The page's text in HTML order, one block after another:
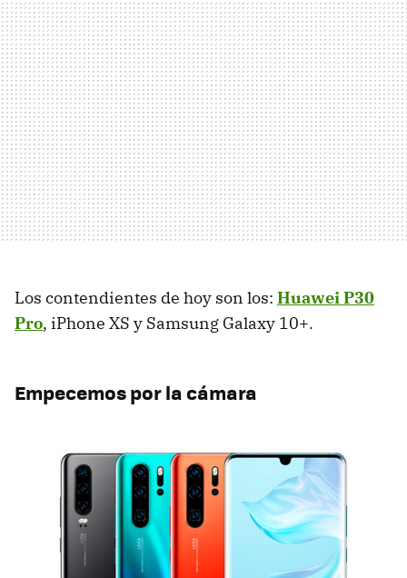
Los contendientes de hoy son los: Huawei P30
Pro, iPhone XS y Samsung Galaxy 10+.
Empecemos por la cámara